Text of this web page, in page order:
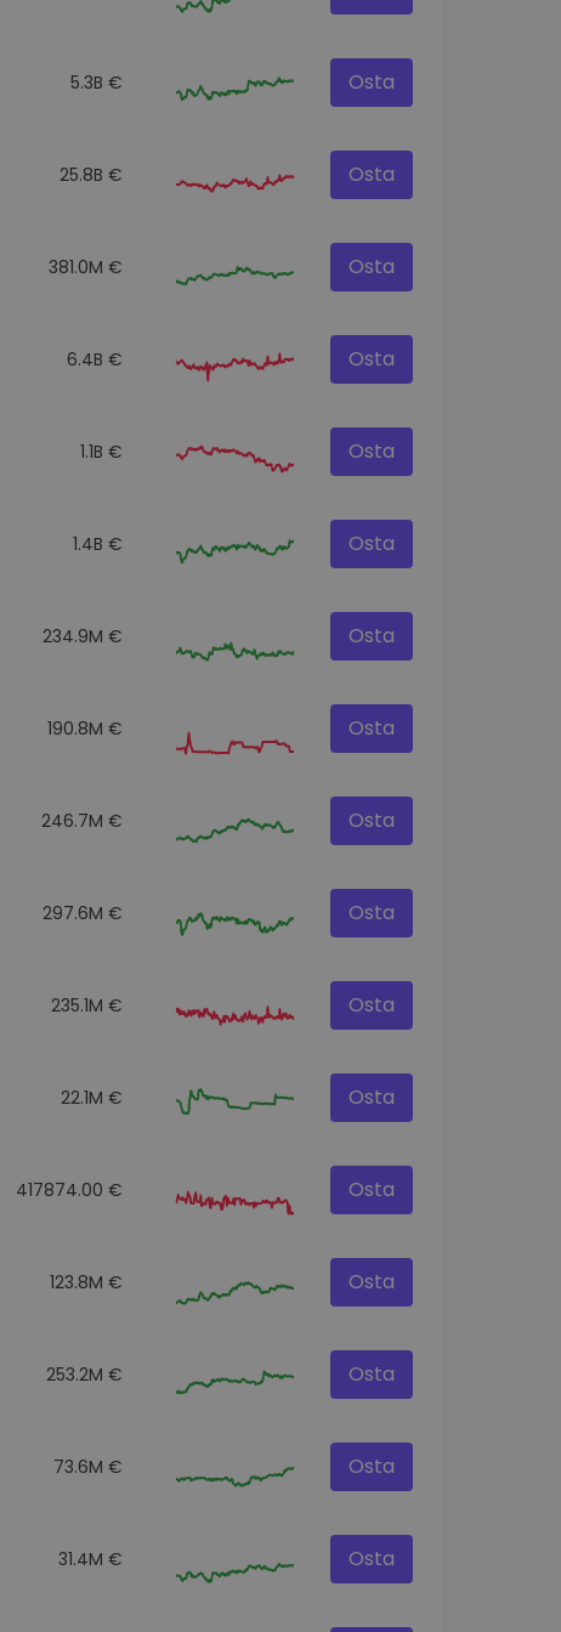
5.3B € Osta
25.8B € Osta
381.0M € Osta
6.4B € Osta
1.1B € Osta
1.4B € Osta
234.9M € Osta
190.8M € Osta
246.7M € Osta
297.6M € Osta
235.1M € Osta
22.1M € Osta
417874.00 € Osta
123.8M € Osta
253.2M € Osta
73.6M € Osta
31.4M € Osta